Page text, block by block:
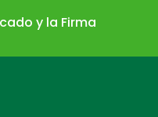
y la Firma